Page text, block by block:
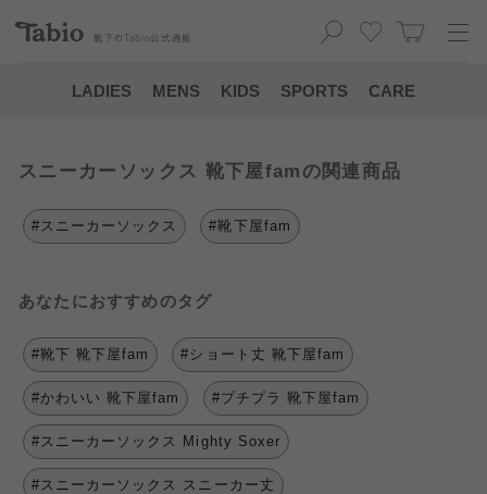
靴下の Tabio 公式通販
LADIES MENS KIDS SPORTS CARE
スニーカーソックス 靴下屋famの関連商品
#スニーカーソックス #靴下屋fam
あなたにおすすめのタグ
#靴下 靴下屋fam #ショート丈 靴下屋fam
#かわいい 靴下屋fam #プチプラ 靴下屋fam
#スニーカーソックス Mighty Soxer
#スニーカーソックス スニーカー丈